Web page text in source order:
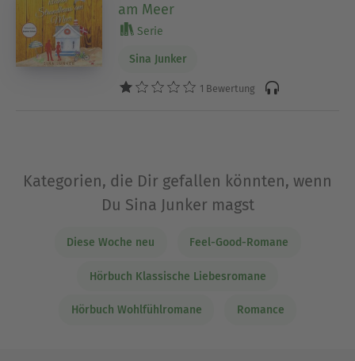
am Meer
Serie
Sina Junker
1 Bewertung
Kategorien, die Dir gefallen könnten, wenn
Du Sina Junker magst
Diese Woche neu Feel-Good-Romane
Hörbuch Klassische Liebesromane
Hörbuch Wohlfühlromane Romance